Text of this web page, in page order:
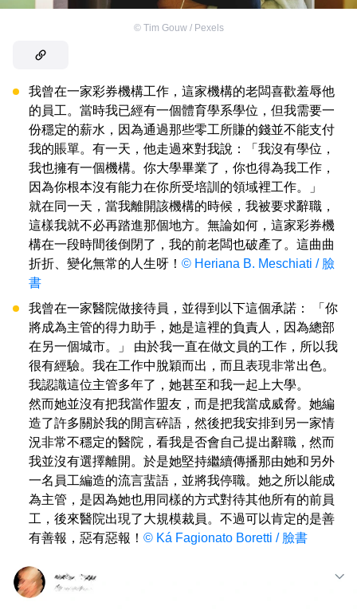
© Tim Gouw / Pexels
我曾在一家彩券機構工作，這家機構的老闆喜歡羞辱他
的員工。當時我已經有一個體育學系學位，但我需要一
份穩定的薪水，因為通過那些零工所賺的錢並不能支付
我的賬單。有一天，他走過來對我說：「我沒有學位，
我也擁有一個機構。你大學畢業了，你也得為我工作，
因為你根本沒有能力在你所受培訓的領域裡工作。」
就在同一天，當我離開該機構的時候，我被要求辭職，
這樣我就不必再踏進那個地方。無論如何，這家彩券機
構在一段時間後倒閉了，我的前老闆也破產了。這曲曲
折折、變化無常的人生呀！ © Heriana B. Meschiati / 臉
書
我曾在一家醫院做接待員，並得到以下這個承諾： 「你
將成為主管的得力助手，她是這裡的負責人，因為總部
在另一個城市。」 由於我一直在做文員的工作，所以我
很有經驗。我在工作中脫穎而出，而且表現非常出色。
我認識這位主管多年了，她甚至和我一起上大學。
然而她並沒有把我當作盟友，而是把我當成威脅。她編
造了許多關於我的閒言碎語，然後把我安排到另一家情
況非常不穩定的醫院，看我是否會自己提出辭職，然而
我並沒有選擇離開。於是她堅持繼續傳播那由她和另外
一名員工編造的流言蜚語，並將我停職。她之所以能成
為主管，是因為她也用同樣的方式對待其他所有的前員
工，後來醫院出現了大規模裁員。不過可以肯定的是善
有善報，惡有惡報！ © Ká Fagionato Boretti / 臉書